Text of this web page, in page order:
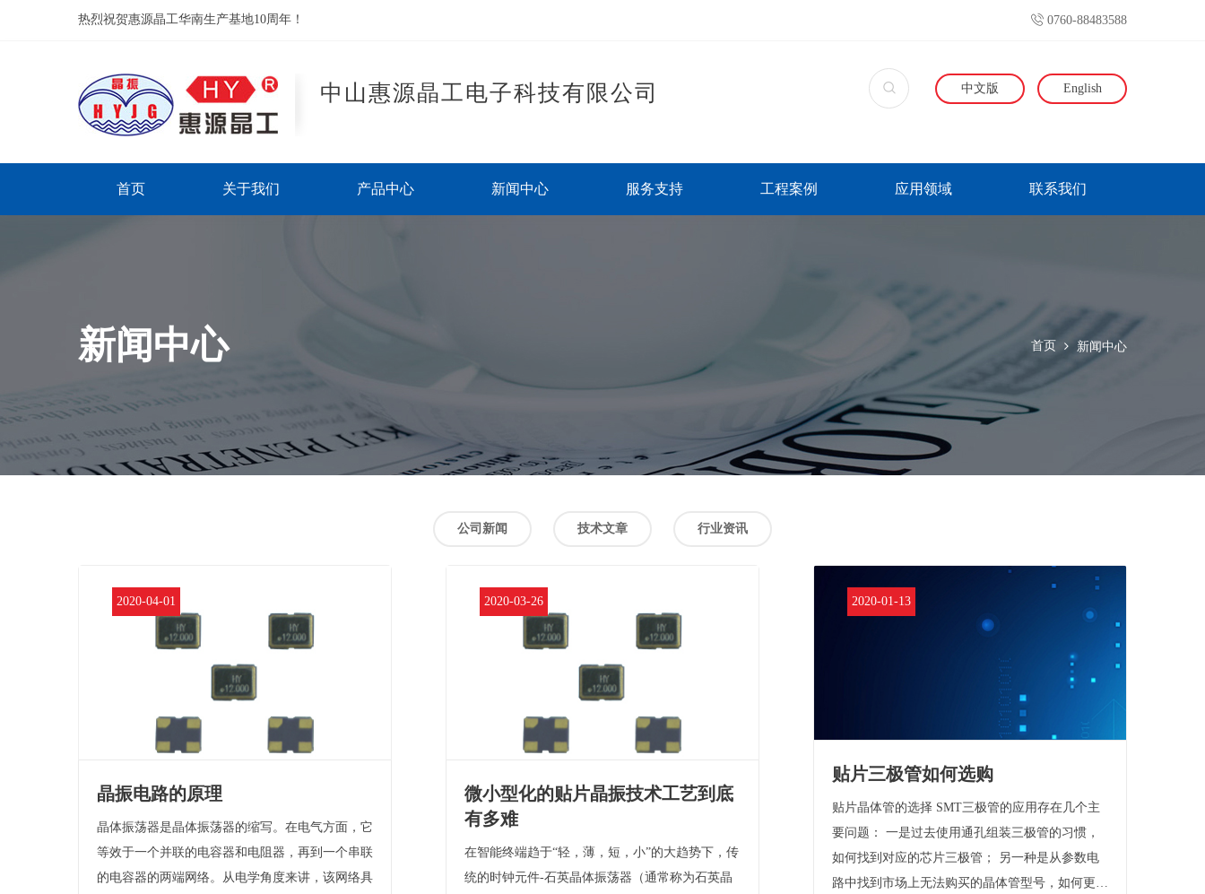
热烈祝贺惠源晶工华南生产基地10周年！ 0760-88483588
中山惠源晶工电子科技有限公司 中文版 English
首页 关于我们 产品中心 新闻中心 服务支持 工程案例 应用领域 联系我们
新闻中心 首页 新闻中心
公司新闻 技术文章 行业资讯
2020-04-01
晶振电路的原理
晶体振荡器是晶体振荡器的缩写。在电气方面，它
等效于一个并联的电容器和电阻器，再到一个串联
的电容器的两端网络。从电学角度来讲，该网络具
2020-03-26
微小型化的贴片晶振技术工艺到底
有多难
在智能终端趋于“轻，薄，短，小”的大趋势下，传
统的时钟元件-石英晶体振荡器（通常称为石英晶
2020-01-13
贴片三极管如何选购
贴片晶体管的选择 SMT三极管的应用存在几个主
要问题： 一是过去使用通孔组装三极管的习惯，
如何找到对应的芯片三极管； 另一种是从参数电
路中找到市场上无法购买的晶体管型号，如何更